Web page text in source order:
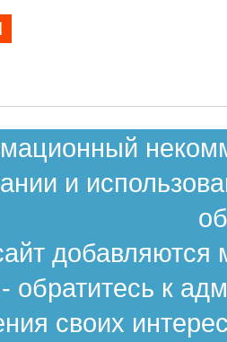
и
обратитесь к
своих